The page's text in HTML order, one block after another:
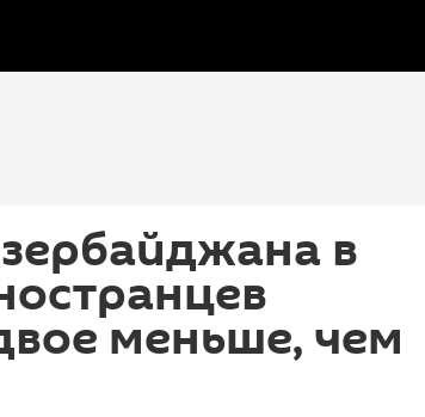
в
меньше, чем